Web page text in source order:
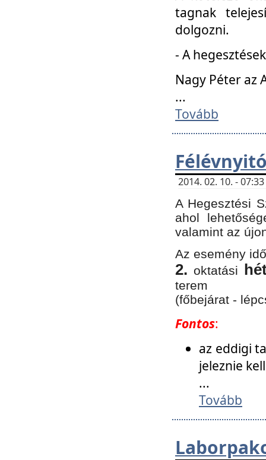
tagnak
dolgozni.
- A
Nagy Péter az
...
Tovább
2014. 02. 10. -
A Hegesztési
ahol
valamint az
Az esemény
2. oktatási
terem
(főbejárat -
Fontos:
az eddigi
jeleznie
...
Tovább